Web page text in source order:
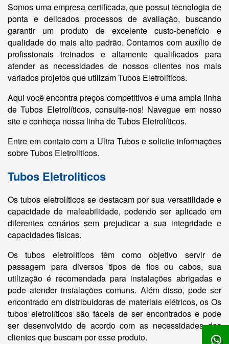
Somos uma empresa certificada, que possui tecnologia de
ponta e delicados processos de avaliação, buscando
garantir um produto de excelente custo-benefício e
qualidade do mais alto padrão. Contamos com auxílio de
profissionais treinados e altamente qualificados para
atender as necessidades de nossos clientes nos mais
variados projetos que utilizam Tubos Eletroliticos.
Aqui você encontra preços competitivos e uma ampla linha
de Tubos Eletrolíticos, consulte-nos! Navegue em nosso
site e conheça nossa linha de Tubos Eletrolíticos.
Entre em contato com a Ultra Tubos e solicite informações
sobre Tubos Eletroliticos.
Tubos Eletroliticos
Os tubos eletrolíticos se destacam por sua versatilidade e
capacidade de maleabilidade, podendo ser aplicado em
diferentes cenários sem prejudicar a sua integridade e
capacidades físicas.
Os tubos eletrolíticos têm como objetivo servir de
passagem para diversos tipos de fios ou cabos, sua
utilização é recomendada para instalações abrigadas e
pode atender instalações comuns. Além disso, pode ser
encontrado em distribuidoras de materiais elétricos, os Os
tubos eletrolíticos são fáceis de ser encontrados e pode
ser desenvolvido de acordo com as necessidades dos
clientes que buscam por esse produto.